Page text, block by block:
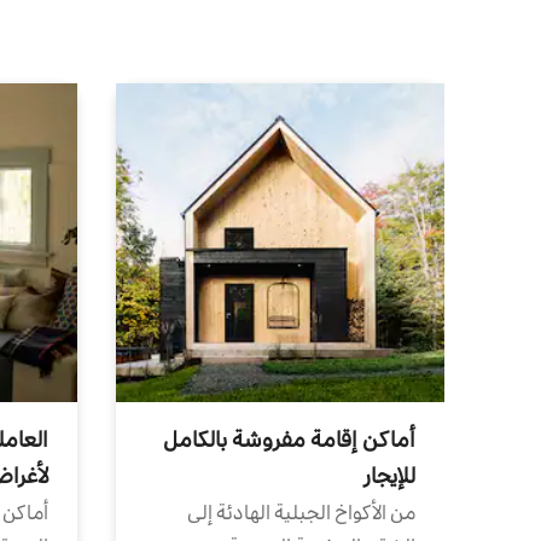
أماكن إقامة مفروشة بالكامل
للإيجار
من الأكواخ الجبلية الهادئة إلى